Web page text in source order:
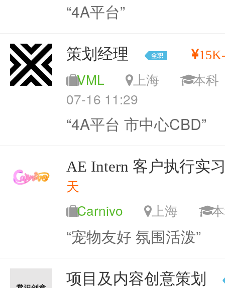
“4A平台”
策划经理
VML 上海
本
07-16 11:29
“4A平台 市中心CBD”
AE Intern 客户执行实
天
Carnivo 上海
“宠物友好 氛围活泼”
项目及内容创意策划